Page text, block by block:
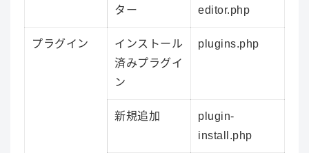
ター
editor.php
プラグイン
インストール
済みプラグイ
ン
plugins.php
新規追加
plugin-
install.php